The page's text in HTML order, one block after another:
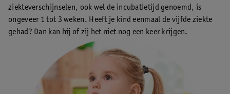
ziekteverschijnselen, ook wel de incubatietijd genoemd, is
ongeveer 1 tot 3 weken. Heeft je kind eenmaal de vijfde ziekte
gehad? Dan kan hij of zij het niet nog een keer krijgen.